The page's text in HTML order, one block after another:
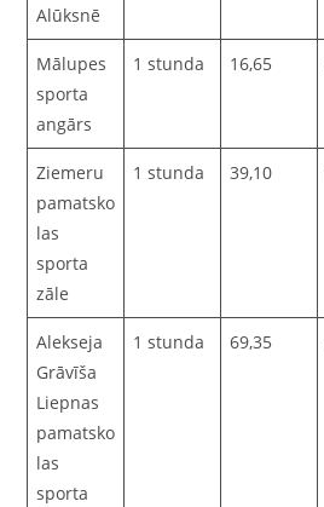
Alūksnē
Mālupes
sporta
angārs
1 stunda 16,65
Ziemeru
pamatsko
las
sporta
zāle
1 stunda 39,10
Alekseja
Grāvīša
Liepnas
pamatsko
las
sporta
1 stunda 69,35